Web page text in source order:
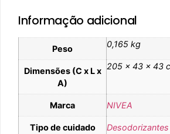
Informação adicional
Peso 0,165 kg
Dimensões (C x L x
A)
205 × 43 × 43
Marca NIVEA
Tipo de cuidado